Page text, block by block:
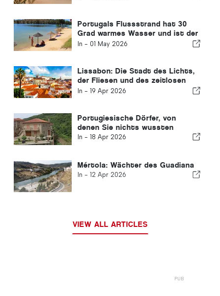
Portugals Flussstrand hat 30
Grad warmes Wasser und ist der
beste in Europa
In - 01 May 2026
Lissabon: Die Stadt des Lichts,
der Fliesen und des zeitlosen
Charmes
In - 19 Apr 2026
Portugiesische Dörfer, von
denen Sie nichts wussten
In - 18 Apr 2026
Mértola: Wächter des Guadiana
In - 12 Apr 2026
VIEW ALL ARTICLES